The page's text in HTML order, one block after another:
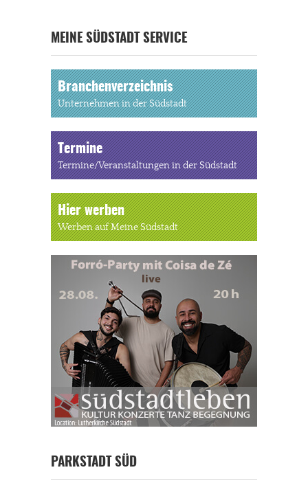
MEINE SÜDSTADT SERVICE
Branchenverzeichnis
Unternehmen in der Südstadt
Termine
Termine/Veranstaltungen in der Südstadt
Hier werben
Werben auf Meine Südstadt
PARKSTADT SÜD